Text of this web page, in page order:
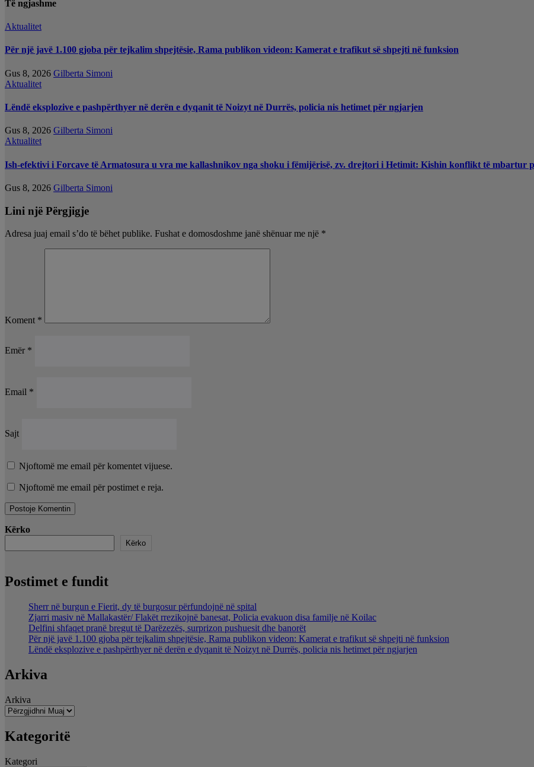
Të ngjashme
Aktualitet
Për një javë 1.100 gjoba për tejkalim shpejtësie, Rama publikon videon: Kamerat e trafikut së shpejti në funksion
Gus 8, 2026 Gilberta Simoni
Aktualitet
Lëndë eksplozive e pashpërthyer në derën e dyqanit të Noizyt në Durrës, policia nis hetimet për ngjarjen
Gus 8, 2026 Gilberta Simoni
Aktualitet
Ish-efektivi i Forcave të Armatosura u vra me kallashnikov nga shoku i fëmijërisë, zv. drejtori i Hetimit: Kishin konflikt të mbartur
Gus 8, 2026 Gilberta Simoni
Lini një Përgjigje
Adresa juaj email s’do të bëhet publike. Fushat e domosdoshme janë shënuar me një *
Koment *
Emër *
Email *
Sajt
Njoftomë me email për komentet vijuese.
Njoftomë me email për postimet e reja.
Kërko
Kërko
Postimet e fundit
Sherr në burgun e Fierit, dy të burgosur përfundojnë në spital
Zjarri masiv në Mallakastër/ Flakët rrezikojnë banesat, Policia evakuon disa familje në Koilac
Delfini shfaqet pranë bregut të Darëzezës, surprizon pushuesit dhe banorët
Për një javë 1.100 gjoba për tejkalim shpejtësie, Rama publikon videon: Kamerat e trafikut së shpejti në funksion
Lëndë eksplozive e pashpërthyer në derën e dyqanit të Noizyt në Durrës, policia nis hetimet për ngjarjen
Arkiva
Arkiva
Kategoritë
Kategori